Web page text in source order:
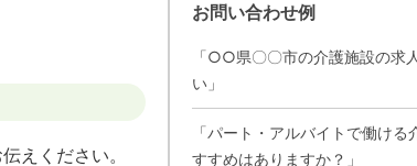
えください。
お問い合わせ例
「○○県〇〇市の介護施設の求
い」
「パート・アルバイトで働け
すすめはありますか？」